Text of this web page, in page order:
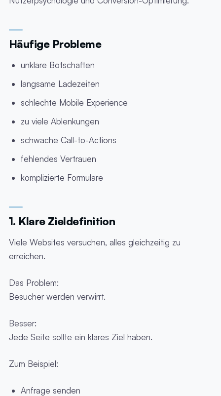
Häufige Probleme
unklare Botschaften
langsame Ladezeiten
schlechte Mobile Experience
zu viele Ablenkungen
schwache Call-to-Actions
fehlendes Vertrauen
komplizierte Formulare
1. Klare Zieldefinition
Viele Websites versuchen, alles gleichzeitig zu
erreichen.
Das Problem:
Besucher werden verwirrt.
Besser:
Jede Seite sollte ein klares Ziel haben.
Zum Beispiel:
Anfrage senden